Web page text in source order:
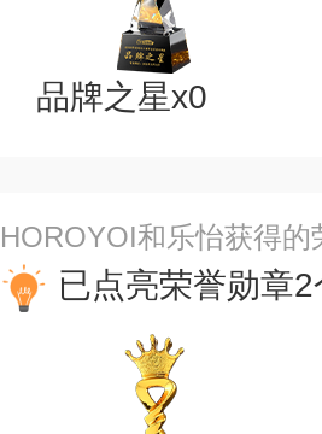
品牌之星x0
HOROYOI和乐怡获得
已点亮荣誉勋章2